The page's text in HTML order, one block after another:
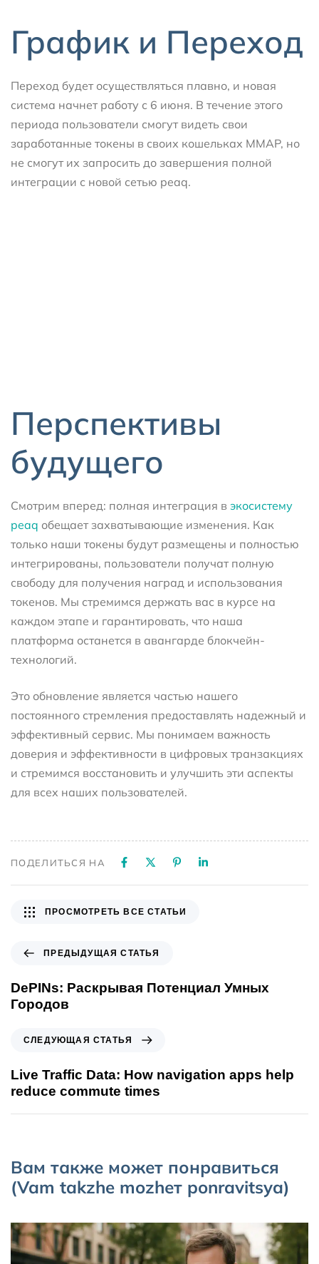
График и Переход
Переход будет осуществляться плавно, и новая
система начнет работу с 6 июня. В течение этого
периода пользователи смогут видеть свои
заработанные токены в своих кошельках MMAP, но
не смогут их запросить до завершения полной
интеграции с новой сетью peaq.
Перспективы
будущего
Смотрим вперед: полная интеграция в экосистему
peaq обещает захватывающие изменения. Как
только наши токены будут размещены и полностью
интегрированы, пользователи получат полную
свободу для получения наград и использования
токенов. Мы стремимся держать вас в курсе на
каждом этапе и гарантировать, что наша
платформа останется в авангарде блокчейн-
технологий.
Это обновление является частью нашего
постоянного стремления предоставлять надежный и
эффективный сервис. Мы понимаем важность
доверия и эффективности в цифровых транзакциях
и стремимся восстановить и улучшить эти аспекты
для всех наших пользователей.
ПОДЕЛИТЬСЯ НА
ПРЕДЫДУЩАЯ СТАТЬЯ
DePINs: Раскрывая Потенциал Умных
Городов
ПРОСМОТРЕТЬ ВСЕ СТАТЬИ
СЛЕДУЮЩАЯ СТАТЬЯ
Live Traffic Data: How navigation apps help
reduce commute times
Вам также может понравиться
(Vam takzhe mozhет ponravitsya)